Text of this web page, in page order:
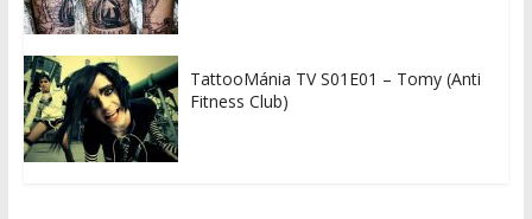
TattooMánia TV S01E01 – Tomy (Anti
Fitness Club)